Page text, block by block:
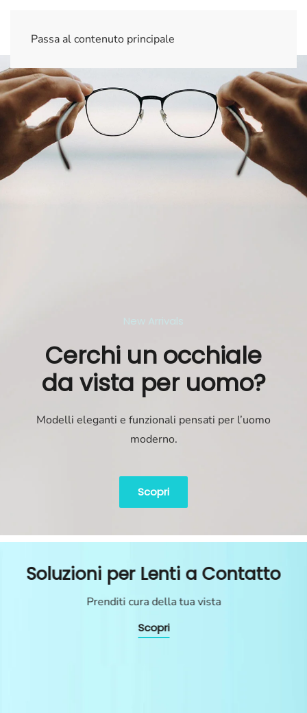
Passa al contenuto principale
Cerchi un occhiale
da vista per uomo?
Modelli eleganti e funzionali pensati per l’uomo
moderno.
Scopri
Soluzioni per Lenti a Contatto
Prenditi cura della tua vista
Scopri